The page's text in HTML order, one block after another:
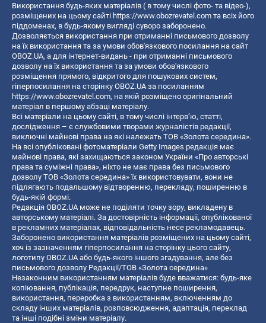
Використання будь-яких матеріалів ( в тому числі фото- та відео-),
розміщених на цьому сайті https://www.obozrevatel.com та всіх його
піддоменах, в будь-якому вигляді суворо заборонено.
Дозволяється використання при отриманні письмового дозволу
на їх використання та за умови обов'язкового посилання на сайт
OBOZ.UA, а для інтернет-видань - при отриманні письмового
дозволу на їх використання та за умови обов'язкового
розміщення прямого, відкритого для пошукових систем,
гіперпосилання на сторінку OBOZ.UA за посиланням
https://www.obozrevatel.com, на якій розміщено оригінальний
матеріал в першому абзаці матеріалу.
Всі матеріали на цьому сайті, в тому числі інтерв’ю, статті,
дослідження – є службовими творами журналістів редакції,
виключні майнові права на які належать ТОВ «Золота середина».
На всі опубліковані фотоматеріали Getty Images редакція має
майнові права, які захищаються законом України «Про авторські
права та суміжні права», ніхто не має права без письмового
дозволу ТОВ «Золота середина» їх використовувати, вони не
підлягають подальшому відтворенню, перекладу, поширенню в
будь-якій формі.
Редакція OBOZ.UA може не поділяти точку зору, викладену в
авторському матеріалі. За достовірність інформації, опублікованої
в рекламних матеріалах, відповідальність несе рекламодавець.
Заборонено використання матеріалів розміщених на цьому сайті,
хоч із зазначенням гіперпосилання на сторінку цього сайту,
логотипу OBOZ.UA або будь-якого іншого згадування, але без
письмового дозволу Редакції/ТОВ «Золота середина»
Незаконним використанням матеріалів буде вважатися: будь-яке
копiювання, публiкацiя, передрук, наступне поширення,
використання, переробка з використанням, включенням до
складу інших матеріалів, розповсюдження, адаптація, переклад
та інші подібні зміни матеріалу.